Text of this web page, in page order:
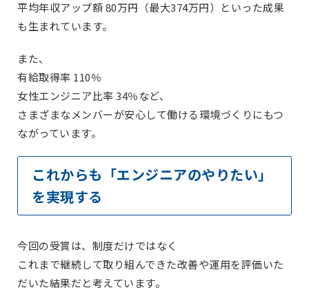
平均年収アップ額 80万円（最大374万円）といった成果
も生まれています。
また、
有給取得率 110％
女性エンジニア比率 34％など、
さまざまなメンバーが安心して働ける環境づくりにもつ
ながっています。
これからも「エンジニアのやりたい」
を実現する
今回の受賞は、制度だけではなく
これまで継続して取り組んできた改善や運用を評価いた
だいた結果だと考えています。